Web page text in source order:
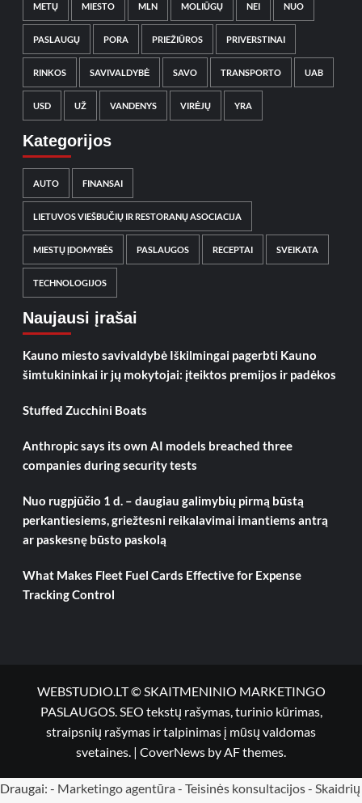
METŲ MIESTO MLN MOLIŪGŲ NEI NUO
PASLAUGŲ PORA PRIEŽIŪROS PRIVERSTINAI
RINKOS SAVIVALDYBĖ SAVO TRANSPORTO UAB
USD UŽ VANDENYS VIRĖJŲ YRA
Kategorijos
AUTO FINANSAI
LIETUVOS VIEŠBUČIŲ IR RESTORANŲ ASOCIACIJA
MIESTŲ ĮDOMYBĖS PASLAUGOS RECEPTAI SVEIKATA
TECHNOLOGIJOS
Naujausi įrašai
Kauno miesto savivaldybė Iškilmingai pagerbti Kauno
šimtukininkai ir jų mokytojai: įteiktos premijos ir padėkos
Stuffed Zucchini Boats
Anthropic says its own AI models breached three
companies during security tests
Nuo rugpjūčio 1 d. – daugiau galimybių pirmą būstą
perkantiesiems, griežtesni reikalavimai imantiems antrą
ar paskesnę būsto paskolą
What Makes Fleet Fuel Cards Effective for Expense
Tracking Control
WEBSTUDIO.LT © SKAITMENINIO MARKETINGO
PASLAUGOS. SEO tekstų rašymas, turinio kūrimas,
straipsnių rašymas ir talpinimas į mūsų valdomas
svetaines. | CoverNews by AF themes.
Draugai: - Marketingo agentūra - Teisinės konsultacijos- Skaidrių